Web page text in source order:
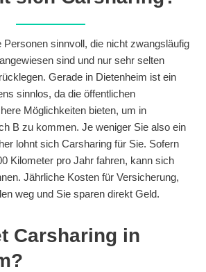
Personen sinnvoll, die nicht zwangsläufig
sind und nur sehr selten
Gerade in Dietenheim ist ein
sinnlos, da die öffentlichen
Möglichkeiten bieten, um in
B zu kommen. Je weniger Sie also ein
lohnt sich Carsharing für Sie. Sofern
Kilometer pro Jahr fahren, kann sich
Jährliche Kosten für Versicherung,
weg und Sie sparen direkt Geld.
Carsharing in